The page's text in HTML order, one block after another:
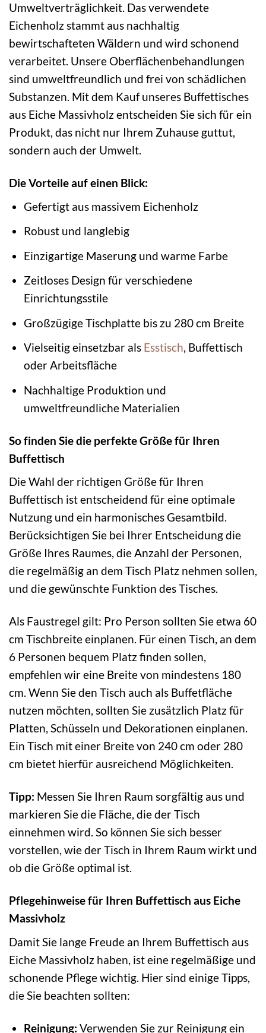
Umweltverträglichkeit. Das verwendete
Eichenholz stammt aus nachhaltig
bewirtschafteten Wäldern und wird schonend
verarbeitet. Unsere Oberflächenbehandlungen
sind umweltfreundlich und frei von schädlichen
Substanzen. Mit dem Kauf unseres Buffettisches
aus Eiche Massivholz entscheiden Sie sich für ein
Produkt, das nicht nur Ihrem Zuhause guttut,
sondern auch der Umwelt.
Die Vorteile auf einen Blick:
Gefertigt aus massivem Eichenholz
Robust und langlebig
Einzigartige Maserung und warme Farbe
Zeitloses Design für verschiedene
Einrichtungsstile
Großzügige Tischplatte bis zu 280 cm Breite
Vielseitig einsetzbar als Esstisch, Buffettisch
oder Arbeitsfläche
Nachhaltige Produktion und
umweltfreundliche Materialien
So finden Sie die perfekte Größe für Ihren
Buffettisch
Die Wahl der richtigen Größe für Ihren
Buffettisch ist entscheidend für eine optimale
Nutzung und ein harmonisches Gesamtbild.
Berücksichtigen Sie bei Ihrer Entscheidung die
Größe Ihres Raumes, die Anzahl der Personen,
die regelmäßig an dem Tisch Platz nehmen sollen,
und die gewünschte Funktion des Tisches.
Als Faustregel gilt: Pro Person sollten Sie etwa 60
cm Tischbreite einplanen. Für einen Tisch, an dem
6 Personen bequem Platz finden sollen,
empfehlen wir eine Breite von mindestens 180
cm. Wenn Sie den Tisch auch als Buffetfläche
nutzen möchten, sollten Sie zusätzlich Platz für
Platten, Schüsseln und Dekorationen einplanen.
Ein Tisch mit einer Breite von 240 cm oder 280
cm bietet hierfür ausreichend Möglichkeiten.
Tipp: Messen Sie Ihren Raum sorgfältig aus und
markieren Sie die Fläche, die der Tisch
einnehmen wird. So können Sie sich besser
vorstellen, wie der Tisch in Ihrem Raum wirkt und
ob die Größe optimal ist.
Pflegehinweise für Ihren Buffettisch aus Eiche
Massivholz
Damit Sie lange Freude an Ihrem Buffettisch aus
Eiche Massivholz haben, ist eine regelmäßige und
schonende Pflege wichtig. Hier sind einige Tipps,
die Sie beachten sollten:
Reinigung: Verwenden Sie zur Reinigung ein